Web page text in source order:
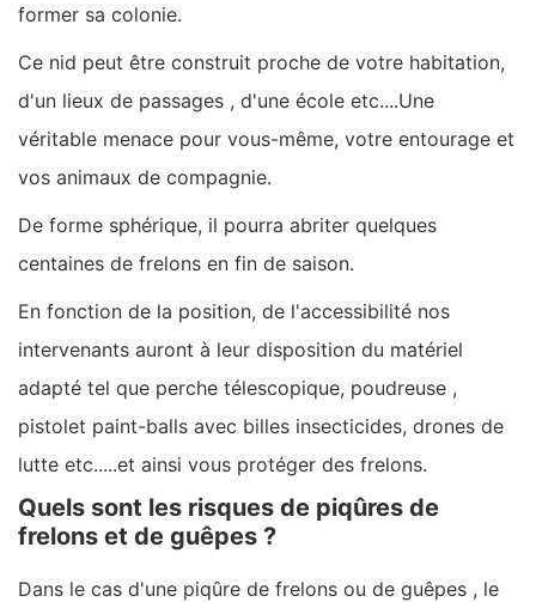
former sa colonie.
Ce nid peut être construit proche de votre habitation,
d'un lieux de passages , d'une école etc....Une
véritable menace pour vous-même, votre entourage et
vos animaux de compagnie.
De forme sphérique, il pourra abriter quelques
centaines de frelons en fin de saison.
En fonction de la position, de l'accessibilité nos
intervenants auront à leur disposition du matériel
adapté tel que perche télescopique, poudreuse ,
pistolet paint-balls avec billes insecticides, drones de
lutte etc.....et ainsi vous protéger des frelons.
Quels sont les risques de piqûres de
frelons et de guêpes ?
Dans le cas d'une piqûre de frelons ou de guêpes , le